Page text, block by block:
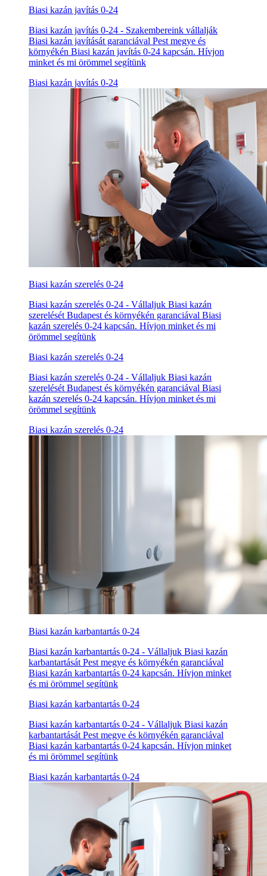
Biasi kazán javítás 0-24
Biasi kazán javítás 0-24 - Szakembereink vállalják
Biasi kazán javítását garanciával Pest megye és
környékén Biasi kazán javítás 0-24 kapcsán. Hívjon
minket és mi örömmel segítünk
Biasi kazán javítás 0-24
Biasi kazán szerelés 0-24
Biasi kazán szerelés 0-24 - Vállaljuk Biasi kazán
szerelését Budapest és környékén garanciával Biasi
kazán szerelés 0-24 kapcsán. Hívjon minket és mi
örömmel segítünk
Biasi kazán szerelés 0-24
Biasi kazán szerelés 0-24 - Vállaljuk Biasi kazán
szerelését Budapest és környékén garanciával Biasi
kazán szerelés 0-24 kapcsán. Hívjon minket és mi
örömmel segítünk
Biasi kazán szerelés 0-24
Biasi kazán karbantartás 0-24
Biasi kazán karbantartás 0-24 - Vállaljuk Biasi kazán
karbantartását Pest megye és környékén garanciával
Biasi kazán karbantartás 0-24 kapcsán. Hívjon minket
és mi örömmel segítünk
Biasi kazán karbantartás 0-24
Biasi kazán karbantartás 0-24 - Vállaljuk Biasi kazán
karbantartását Pest megye és környékén garanciával
Biasi kazán karbantartás 0-24 kapcsán. Hívjon minket
és mi örömmel segítünk
Biasi kazán karbantartás 0-24